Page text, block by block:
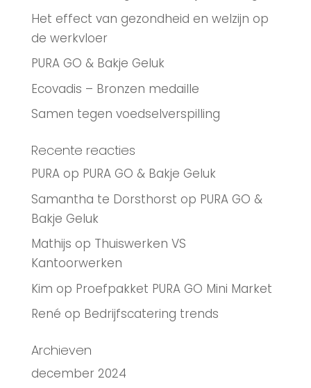
Het effect van gezondheid en welzijn op
de werkvloer
PURA GO & Bakje Geluk
Ecovadis – Bronzen medaille
Samen tegen voedselverspilling
Recente reacties
PURAop PURA GO & Bakje Geluk
Samantha te Dorsthorst op PURA GO &
Bakje Geluk
Mathijs op Thuiswerken VS
Kantoorwerken
Kim op Proefpakket PURA GO Mini Market
René op Bedrijfscatering trends
Archieven
december 2024